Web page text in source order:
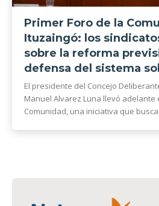
Primer Foro de la
Ituzaingó: los
sobre la reforma
defensa del sistema
El presidente del Concejo
Manuel Alvarez Luna llevó adelante
Comunidad, una iniciativa que